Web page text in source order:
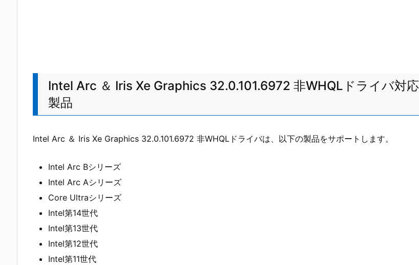
Intel Arc ＆ Iris Xe Graphics 32.0.101.6972 非WHQLドライバ対応
製品
Intel Arc ＆ Iris Xe Graphics 32.0.101.6972 非WHQLドライバは、以下の製品をサポートします。
Intel Arc Bシリーズ
Intel Arc Aシリーズ
Core Ultraシリーズ
Intel第14世代
Intel第13世代
Intel第12世代
Intel第11世代